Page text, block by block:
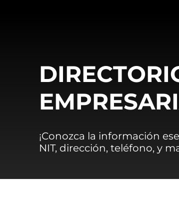
¡Conozca la información
NIT, dirección, teléfono, y